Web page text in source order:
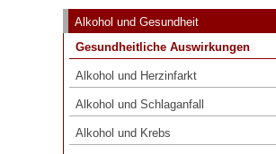
Alkohol und Gesundheit
Gesundheitliche Auswirkungen
Alkohol und Herzinfarkt
Alkohol und Schlaganfall
Alkohol und Krebs
Alkohol und Gesundheit
Gesundheitliche Auswirkungen
Alkohol und Herzinfarkt
Alkohol und Schlaganfall
Alkohol und Krebs
Alkohol und Übergewicht